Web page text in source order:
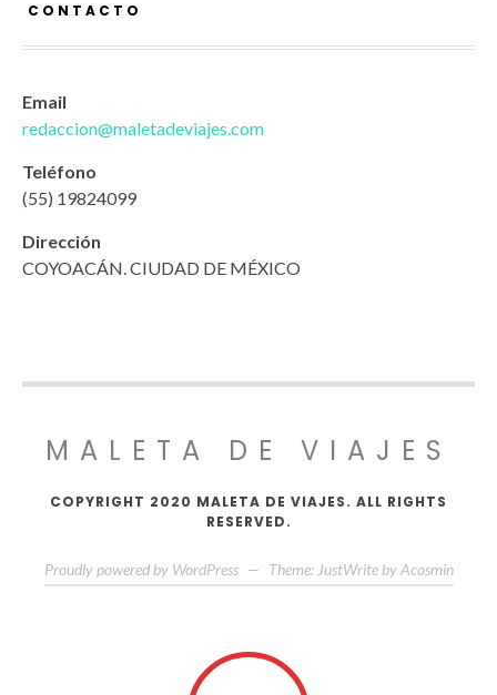
CONTACTO
Email
redaccion@maletadeviajes.com
Teléfono
(55) 19824099
Dirección
COYOACÁN. CIUDAD DE MÉXICO
MALETA DE VIAJES
COPYRIGHT 2020 MALETA DE VIAJES. ALL RIGHTS
RESERVED.
Proudly powered by WordPress — Theme: JustWrite by Acosmin